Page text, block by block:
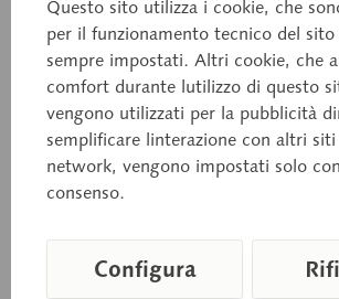
Questo sito utilizza i cookie, che
per il funzionamento tecnico del sito
sempre impostati. Altri cookie, che
comfort durante lutilizzo di questo
vengono utilizzati per la pubblicità
semplificare linterazione con altri siti
network, vengono impostati solo
consenso.
Configura